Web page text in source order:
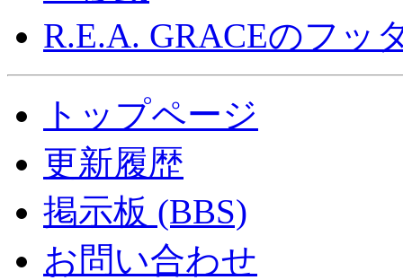
R.E.A. GRACEのフッ
トップページ
更新履歴
掲示板 (BBS)
お問い合わせ